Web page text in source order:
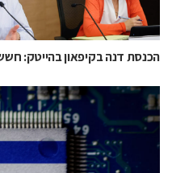
הכנסת דנה בקיפאון בהייטק: